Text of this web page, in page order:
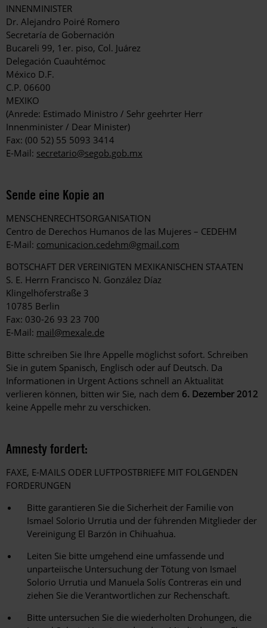
INNENMINISTER
Dr. Alejandro Poiré Romero
Secretaría de Gobernación
Bucareli 99, 1er. piso, Col. Juárez
Delegación Cuauhtémoc
México D.F.
C.P. 06600
MEXIKO
(Anrede: Estimado Ministro / Sehr geehrter Herr
Innenminister / Dear Minister)
Fax: (00 52) 55 5093 3414
E-Mail: secretario@segob.gob.mx
Sende eine Kopie an
MENSCHENRECHTSORGANISATION
Centro de Derechos Humanos de las Mujeres – CEDEHM
E-Mail: comunicacion.cedehm@gmail.com
BOTSCHAFT DER VEREINIGTEN MEXIKANISCHEN STAATEN
S. E. Herrn Francisco N. González Díaz
Klingelhöferstraße 3
10785 Berlin
Fax: 030-26 93 23 700
E-Mail: mail@mexale.de
Bitte schreiben Sie Ihre Appelle möglichst sofort. Schreiben
Sie in gutem Spanisch, Englisch oder auf Deutsch. Da
Informationen in Urgent Actions schnell an Aktualität
verlieren können, bitten wir Sie, nach dem 6. Dezember 2012
keine Appelle mehr zu verschicken.
Amnesty fordert:
FAXE, E-MAILS ODER LUFTPOSTBRIEFE MIT FOLGENDEN
FORDERUNGEN
Bitte garantieren Sie die Sicherheit der Familie von
Ismael Solorio Urrutia und der führenden Mitglieder der
Vereinigung El Barzón in Chihuahua.
Leiten Sie bitte umgehend eine umfassende und
unparteiische Untersuchung der Tötung von Ismael
Solorio Urrutia und Manuela Solís Contreras ein und
ziehen Sie die Verantwortlichen zur Rechenschaft.
Bitte untersuchen Sie die wiederholten Drohungen, die